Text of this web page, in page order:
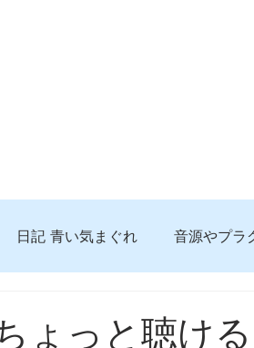
日記 青い気まぐれ 音源やプラ
ょっと聴け